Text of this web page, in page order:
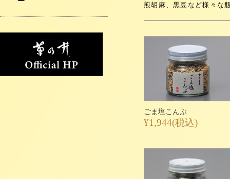
煎胡麻、黒豆など様々な
ごま塩こんぶ
¥1,944(税込)